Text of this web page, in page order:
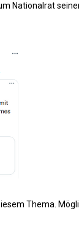
Nationalrat
Thema.